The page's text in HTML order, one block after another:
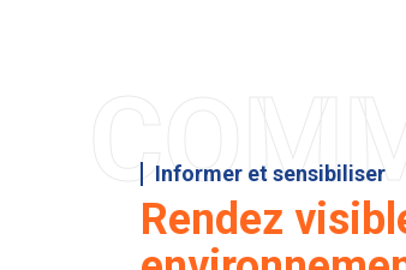
Informer et sensibiliser
Rendez